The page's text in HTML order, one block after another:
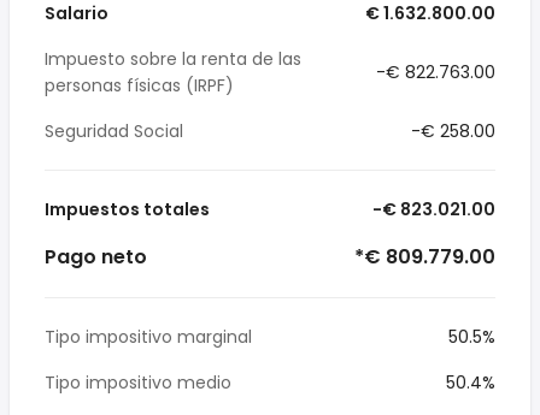
Salario
€ 1.632.800.00
Impuesto sobre la renta de las
personas físicas (IRPF)
-€ 822.763.00
Seguridad Social -€ 258.00
Impuestos totales -€ 823.021.00
Pago neto *€ 809.779.00
Tipo impositivo marginal
50.5%
Tipo impositivo medio
50.4%